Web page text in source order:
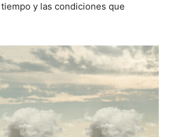
y las condiciones que